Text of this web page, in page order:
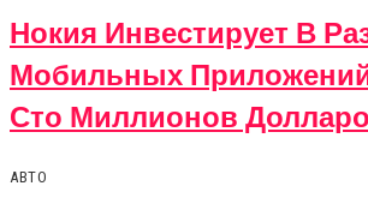
Нокия Инвестирует В
Мобильных
Сто Миллионов
АВТО